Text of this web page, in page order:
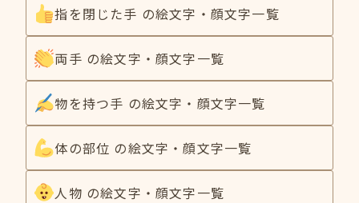
指を閉じた手 の絵文字・顔文字一覧
両手 の絵文字・顔文字一覧
物を持つ手 の絵文字・顔文字一覧
体の部位 の絵文字・顔文字一覧
人物 の絵文字・顔文字一覧